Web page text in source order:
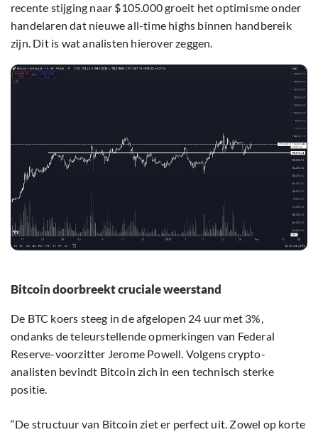
recente stijging naar $105.000 groeit het optimisme onder
handelaren dat nieuwe all-time highs binnen handbereik
zijn. Dit is wat analisten hierover zeggen.
Bitcoin doorbreekt cruciale weerstand
De BTC koers steeg in de afgelopen 24 uur met 3%,
ondanks de teleurstellende opmerkingen van Federal
Reserve-voorzitter Jerome Powell. Volgens crypto-
analisten bevindt Bitcoin zich in een technisch sterke
positie.
“De structuur van Bitcoin ziet er perfect uit. Zowel op korte